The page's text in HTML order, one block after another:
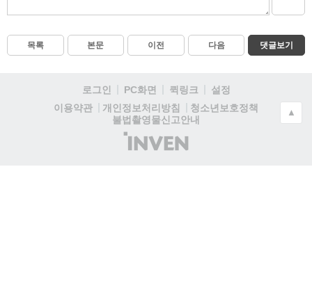
목록 본문 이전 다음 댓글보기
로그인 PC화면 퀵링크
설정
이용약관
개인정보처리방침
청소년보호정책
불법촬영물신고안내
(주)
인
▲